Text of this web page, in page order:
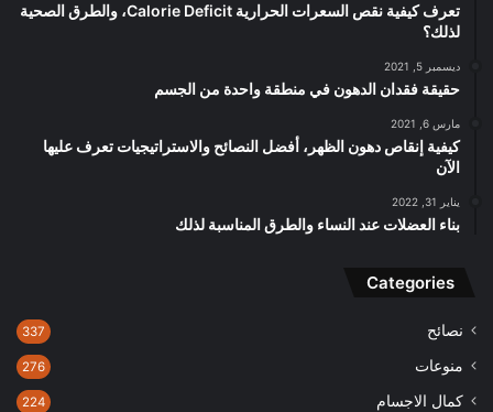
تعرف كيفية نقص السعرات الحرارية Calorie Deficit، والطرق الصحية
لذلك؟
ديسمبر 5, 2021
حقيقة فقدان الدهون في منطقة واحدة من الجسم
مارس 6, 2021
كيفية إنقاص دهون الظهر، أفضل النصائح والاستراتيجيات تعرف عليها
الآن
يناير 31, 2022
بناء العضلات عند النساء والطرق المناسبة لذلك
Categories
نصائح 337
منوعات 276
كمال الاجسام 224